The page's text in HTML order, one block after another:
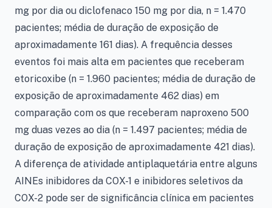
mg por dia ou diclofenaco 150 mg por dia, n = 1.470
pacientes; média de duração de exposição de
aproximadamente 161 dias). A frequência desses
eventos foi mais alta em pacientes que receberam
etoricoxibe (n = 1.960 pacientes; média de duração de
exposição de aproximadamente 462 dias) em
comparação com os que receberam naproxeno 500
mg duas vezes ao dia (n = 1.497 pacientes; média de
duração de exposição de aproximadamente 421 dias).
A diferença de atividade antiplaquetária entre alguns
AINEs inibidores da COX-1 e inibidores seletivos da
COX-2 pode ser de significância clínica em pacientes